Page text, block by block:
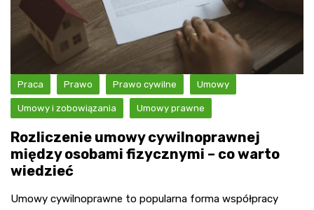
Praca Prawo Prawo cywilne Umowy
Umowy i zobowiązania Umowy prawne
Rozliczenie umowy cywilnoprawnej
między osobami fizycznymi – co warto
wiedzieć
Umowy cywilnoprawne to popularna forma współpracy